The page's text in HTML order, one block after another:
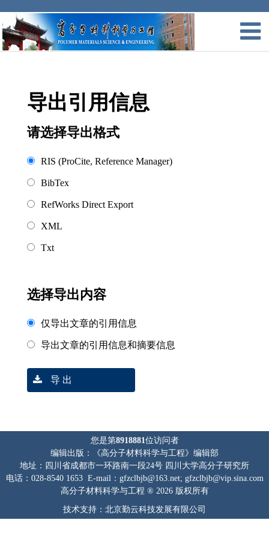
导出引用信息
请选择导出格式
RIS (ProCite, Reference Manager)
BibTex
RefWorks Direct Export
XML
Txt
选择导出内容
仅导出文章的引用信息
导出文章的引用信息和摘要信息
导 出
您是第8918881位访问者
编辑出版：《高分子材料科学与工程》编辑部
地址：四川省成都市一环路南一段24号 四川大学高分子研究所
电话：028-8540 1653 E-mail：gfzclbjb@163.net; gfzclbjb@vip.sina.com
高分子材料科学与工程 ® 2026 版权所有
技术支持：北京勤云科技发展有限公司